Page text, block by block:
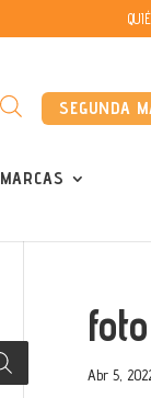
SEGUNDA
MARCAS
Abr 5,